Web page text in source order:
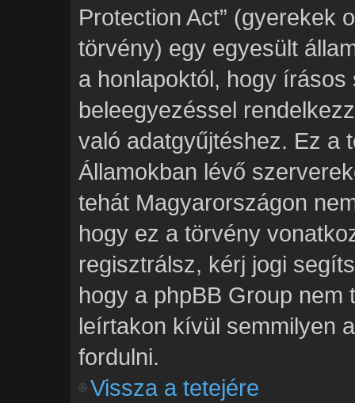
Protection Act” (gyerekek
törvény) egy egyesült
a honlapoktól, hogy
beleegyezéssel
való adatgyűjtéshez. Ez a
Államokban lévő
tehát Magyarországon
hogy ez a törvény
regisztrálsz, kérj jogi
hogy a phpBB Group nem
leírtakon kívül semmilyen
fordulni.
Vissza a tetejére